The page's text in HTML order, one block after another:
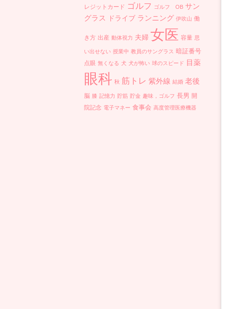
レジットカード ゴルフ ゴルフ OB サン
グラス
ドライブ ランニング 伊吹山 働
き方 出産 動体視力 夫婦 女医 容量 思
い出せない 授業中 教員のサングラス 暗証番号
点眼 無くなる 犬 犬が怖い 球のスピード 目薬
眼科 秋 筋トレ 紫外線 結婚 老後
脳 膝 記憶力 貯筋 貯金 趣味，ゴルフ 長男 開
院記念 電子マネー 食事会 高度管理医療機器